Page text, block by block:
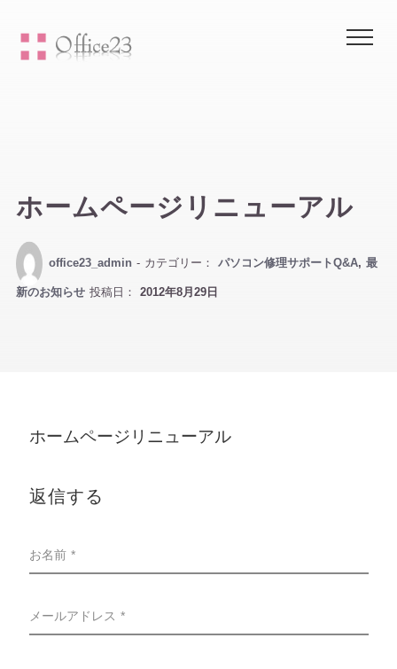
ホームページリニューアル
office23_admin - カテゴリー： パソコン修理サポートQ&A, 最
新のお知らせ投稿日： 2012年8月29日
ホームページリニューアル
返信する
お名前 *
メールアドレス *